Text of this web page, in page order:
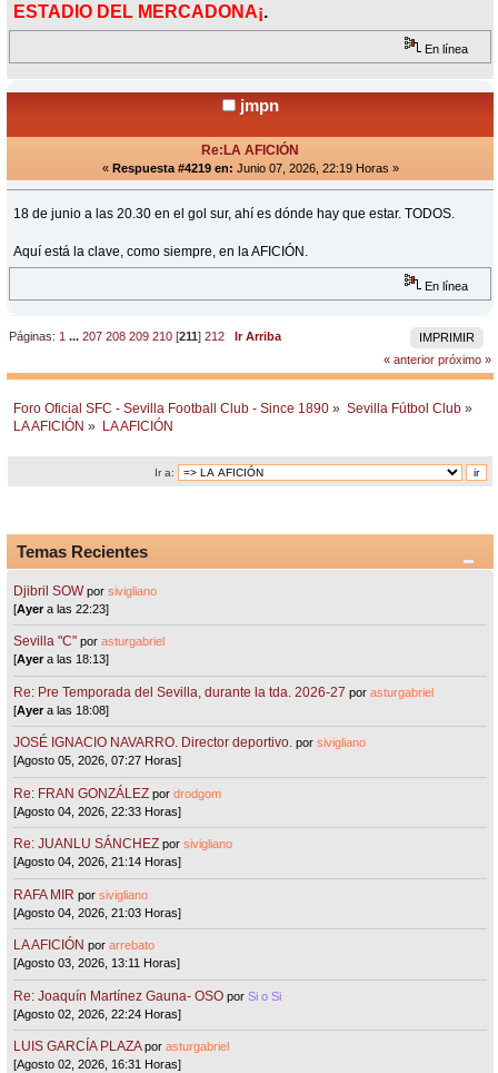
ESTADIO DEL MERCADONA¡.
En línea
jmpn
Re:LA AFICIÓN
« Respuesta #4219 en: Junio 07, 2026, 22:19 Horas »
18 de junio a las 20.30 en el gol sur, ahí es dónde hay que estar. TODOS.
Aquí está la clave, como siempre, en la AFICIÓN.
En línea
IMPRIMIR
Páginas: 1 ...207 208 209 210 [211]212
Ir Arriba
« anterior próximo »
Foro Oficial SFC - Sevilla Football Club - Since 1890 » Sevilla Fútbol Club »
LA AFICIÓN » LA AFICIÓN
Ir a:
Temas Recientes
Djibril SOW porsivigliano
[Ayera las 22:23]
Sevilla "C"porasturgabriel
[Ayera las 18:13]
Re: Pre Temporada del Sevilla, durante la tda. 2026-27 porasturgabriel
[Ayera las 18:08]
JOSÉ IGNACIO NAVARRO. Director deportivo. porsivigliano
[Agosto 05, 2026, 07:27 Horas]
Re: FRAN GONZÁLEZ pordrodgom
[Agosto 04, 2026, 22:33 Horas]
Re: JUANLU SÁNCHEZ porsivigliano
[Agosto 04, 2026, 21:14 Horas]
RAFA MIR porsivigliano
[Agosto 04, 2026, 21:03 Horas]
LA AFICIÓN porarrebato
[Agosto 03, 2026, 13:11 Horas]
Re: Joaquín Martínez Gauna- OSO porSi o Si
[Agosto 02, 2026, 22:24 Horas]
LUIS GARCÍA PLAZA porasturgabriel
[Agosto 02, 2026, 16:31 Horas]